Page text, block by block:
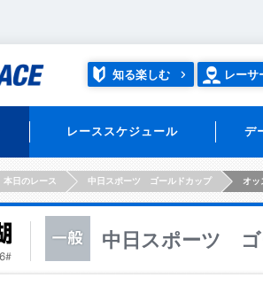
知る楽しむ レーサ
レーススケジュール デ
本日のレース 中日スポーツ ゴールドカップ オッ
中日スポーツ ゴ